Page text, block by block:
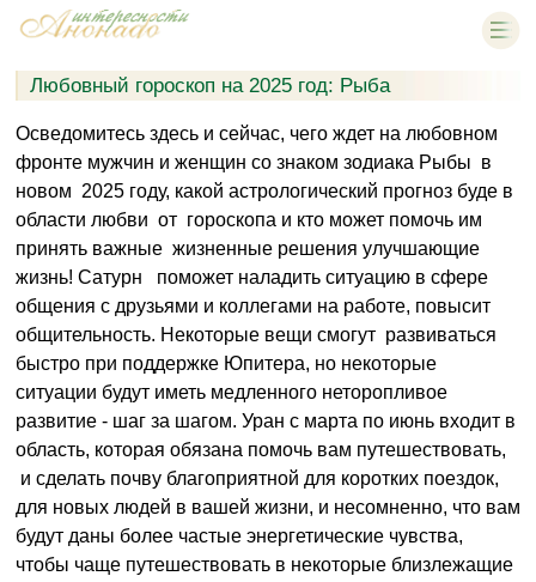
Любовный гороскоп на 2025 год: Рыба
Осведомитесь здесь и сейчас, чего ждет на любовном
фронте мужчин и женщин со знаком зодиака Рыбы в
новом 2025 году, какой астрологический прогноз буде в
области любви от гороскопа и кто может помочь им
принять важные жизненные решения улучшающие
жизнь! Сатурн поможет наладить ситуацию в сфере
общения с друзьями и коллегами на работе, повысит
общительность. Некоторые вещи смогут развиваться
быстро при поддержке Юпитера, но некоторые
ситуации будут иметь медленного неторопливое
развитие - шаг за шагом. Уран с марта по июнь входит в
область, которая обязана помочь вам путешествовать,
и сделать почву благоприятной для коротких поездок,
для новых людей в вашей жизни, и несомненно, что вам
будут даны более частые энергетические чувства,
чтобы чаще путешествовать в некоторые близлежащие